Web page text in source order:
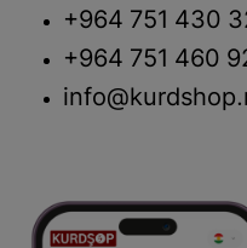
+964 751 430
+964 751 460